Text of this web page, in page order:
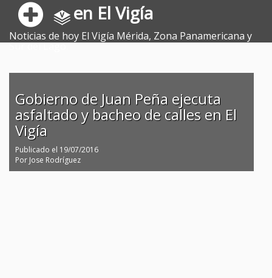
en El Vigía
Noticias de hoy El Vigía Mérida, Zona Panamericana y
Sur del Lago.
Gobierno de Juan Peña ejecuta
asfaltado y bacheo de calles en El
Vigía
Publicado el 19/07/2016
Por Jose Rodríguez